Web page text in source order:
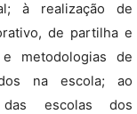
à realização de
de partilha e
metodologias de
na escola; ao
das escolas dos